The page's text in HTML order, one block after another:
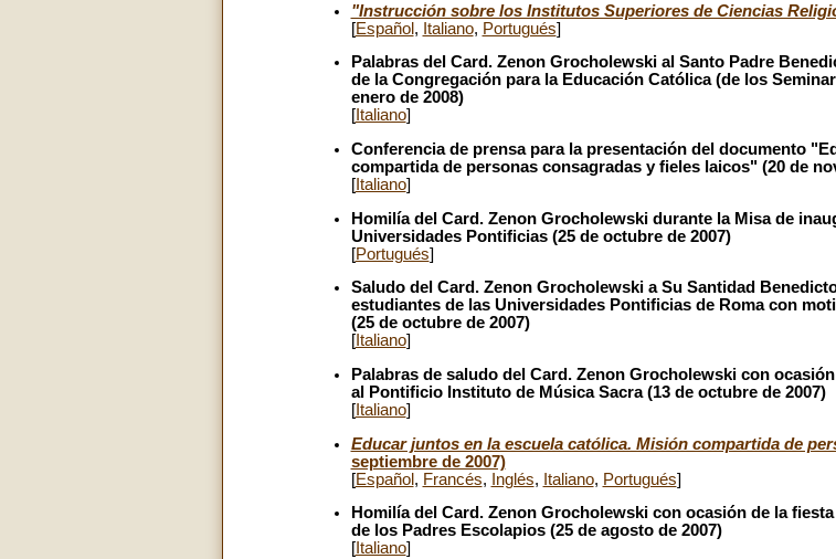
"Instrucción sobre los Institutos Superiores de Ciencias
[Español , Italiano, Portugués]
Palabras del Card. Zenon Grocholewski al Santo Padre
de la Congregación para la Educación Católica (de los
enero de 2008)
[Italiano]
Conferencia de prensa para la presentación del documento
compartida de personas consagradas y fieles laicos" (20 de
[Italiano]
Homilía del Card. Zenon Grocholewski durante la Misa de
Universidades Pontificias (25 de octubre de 2007)
[Portugués]
Saludo del Card. Zenon Grocholewski a Su Santidad
estudiantes de las Universidades Pontificias de Roma con
(25 de octubre de 2007)
[Italiano]
Palabras de saludo del Card. Zenon Grocholewski con
al Pontificio Instituto de Música Sacra (13 de octubre de 2007)
[Italiano]
Educar juntos en la escuela católica. Misión compartida de
septiembre de 2007)
[Español , Francés, Inglés, Italiano, Portugués]
Homilía del Card. Zenon Grocholewski con ocasión de la
de los Padres Escolapios (25 de agosto de 2007)
[Italiano]